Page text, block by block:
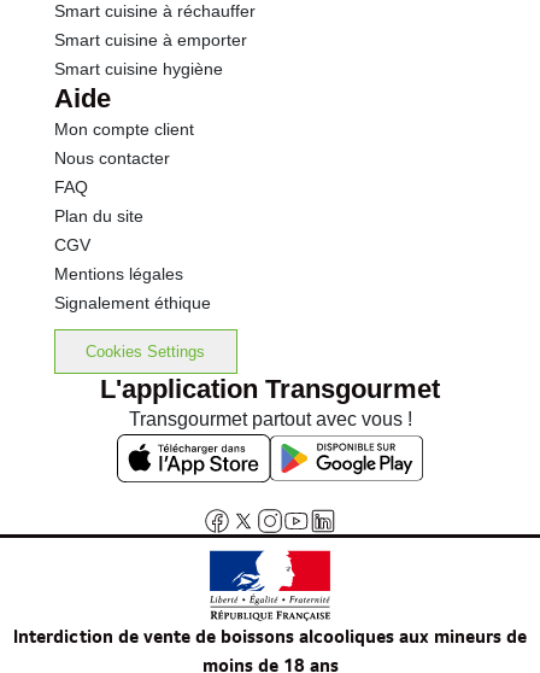
Smart cuisine à réchauffer
Smart cuisine à emporter
Smart cuisine hygiène
Aide
Mon compte client
Nous contacter
FAQ
Plan du site
CGV
Mentions légales
Signalement éthique
Cookies Settings
L'application Transgourmet
Transgourmet partout avec vous !
Interdiction de vente de boissons alcooliques aux mineurs de
moins de 18 ans